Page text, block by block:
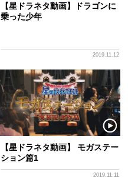
【星ドラネタ動画】ドラゴンに
乗った少年
2019.11.12
【星ドラネタ動画】 モガステー
ション篇1
2019.11.11